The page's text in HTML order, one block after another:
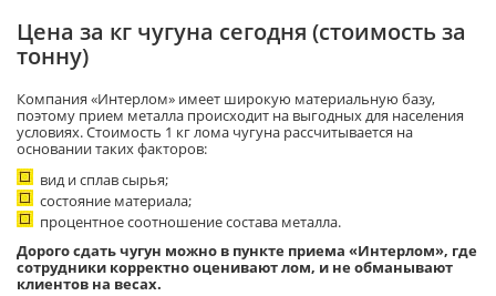
Цена за кг чугуна сегодня (стоимость за
тонну)
Компания «Интерлом» имеет широкую материальную базу,
поэтому прием металла происходит на выгодных для населения
условиях. Стоимость 1 кг лома чугуна рассчитывается на
основании таких факторов:
вид и сплав сырья;
состояние материала;
процентное соотношение состава металла.
Дорого сдать чугун можно в пункте приема «Интерлом», где
сотрудники корректно оценивают лом, и не обманывают
клиентов на весах.